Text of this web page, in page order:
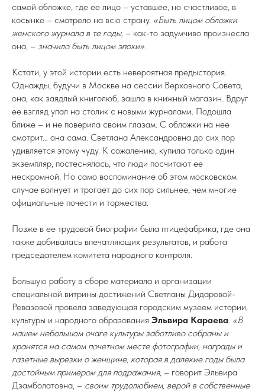
самой обложке, где ее лицо – уставшее, но счастливое, в
косынке – смотрело на всю страну. «Быть лицом обложки
женского журнала в те годы, – как-то задумчиво произнесла
она, – значило быть лицом эпохи».
Кстати, у этой истории есть невероятная предыстория.
Однажды, будучи в Москве на сессии Верховного Совета,
она, как заядлый книголюб, зашла в книжный магазин. Вдруг
ее взгляд упал на столик с новыми журналами. Подошла
ближе – и не поверила своим глазам. С обложки на нее
смотрит… она сама. Светлана Александровна до сих пор
удивляется этому чуду. К сожалению, купила только один
экземпляр, постеснялась, что люди посчитают ее
нескромной. Но само воспоминание об этом московском
случае волнует и трогает до сих пор сильнее, чем многие
официальные почести и торжества.
Позже в ее трудовой биографии была птицефабрика, где она
также добивалась впечатляющих результатов, и работа
председателем комитета народного контроля.
Большую работу в сборе материала и организации
специальной витрины достижений Светланы Дидаровой-
Ревазовой провела заведующая городским музеем истории,
культуры и народного образования Эльвира Караева. «В
нашем небольшом очаге культуры заботливо собраны и
хранятся на самом почетном месте фотографии, награды и
газетные вырезки о женщине, которая в далекие годы была
достойным примером для подражания, – говорит Эльвира
Дзамболатовна, – своим трудолюбием, верой в собственные